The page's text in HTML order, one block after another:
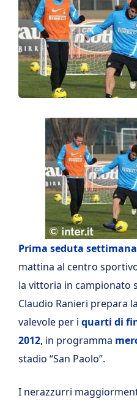
Prima seduta
mattina al centro
la vittoria in campionato
Claudio Ranieri prepara
valevole per i quarti di
2012, in programma
stadio “San Paolo”.
I nerazzurri